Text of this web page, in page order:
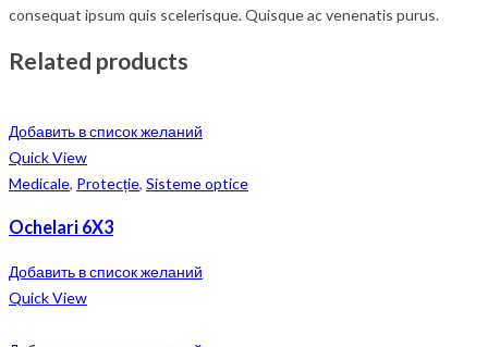
consequat ipsum quis scelerisque. Quisque ac venenatis purus.
Related products
Добавить в список желаний
Quick View
Medicale, Protecție, Sisteme optice
Ochelari 6X3
Добавить в список желаний
Quick View